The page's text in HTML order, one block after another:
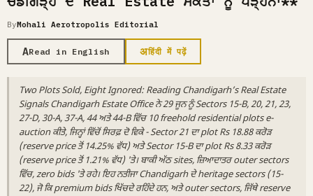
ByMohali Aerotropolis Editorial
ARead in English अहिंदी में पढ़ें
Two Plots Sold, Eight Ignored: Reading Chandigarh’s Real Estate
Signals Chandigarh Estate Office ਨੇ 29 ਜੂਨ ਨੂੰ Sectors 15-B, 20, 21, 23,
27-D, 30-A, 37-A, 44 ਅਤੇ 44-B ਵਿੱਚ 10 freehold residential plots e-
auction ਕੀਤੇ, ਜਿਨ੍ਹਾਂ ਵਿੱਚੋਂ ਸਿਰਫ਼ ਦੋ ਵਿਕੇ - Sector 21 ਦਾ plot Rs 18.88 ਕਰੋੜ
(reserve price ਤੋਂ 14.25% ਵੱਧ) ਅਤੇ Sector 15-B ਦਾ plot Rs 8.33 ਕਰੋੜ
(reserve price ਤੋਂ 1.21% ਵੱਧ) 'ਤੇ। ਬਾਕੀ ਅੱਠ sites, ਜ਼ਿਆਦਾਤਰ outer sectors
ਵਿੱਚ, zero bids 'ਤੇ ਰਹੇ। ਇਹ ਨਤੀਜਾ Chandigarh ਦੇ heritage sectors (15-
22), ਜੋ ਕਿ premium bids ਖਿੱਚਦੇ ਰਹਿੰਦੇ ਹਨ, ਅਤੇ outer sectors, ਜਿੱਥੇ reserve